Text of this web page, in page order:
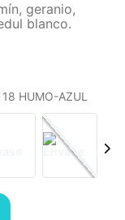
geranio,
blanco.
HUMO-AZUL